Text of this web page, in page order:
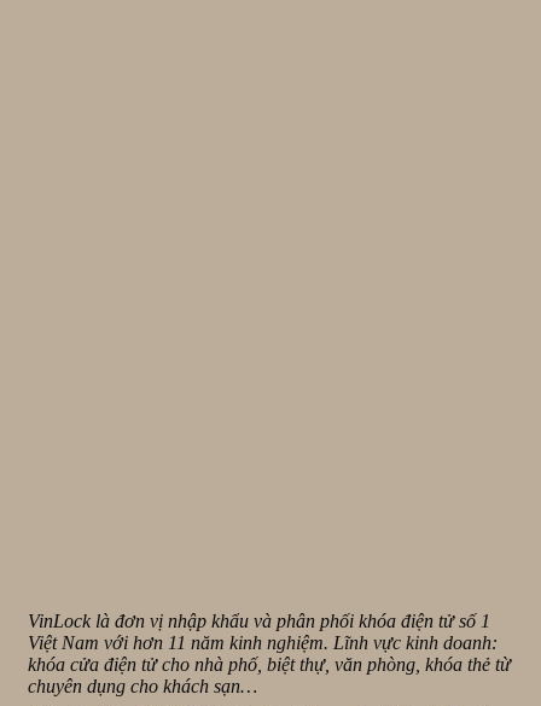
VinLock là đơn vị nhập khẩu và phân phối khóa điện tử số 1
Việt Nam với hơn 11 năm kinh nghiệm. Lĩnh vực kinh doanh:
khóa cửa điện tử cho nhà phố, biệt thự, văn phòng, khóa thẻ từ
chuyên dụng cho khách sạn…